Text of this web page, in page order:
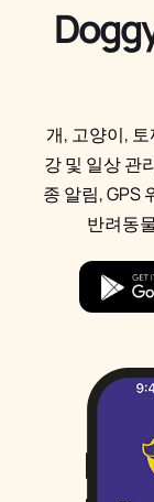
개, 고양이,
강 및 일상 관
종 알림, GPS
반려동